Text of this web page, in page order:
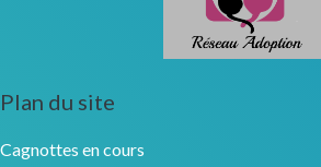
Plan du site
Cagnottes en cours